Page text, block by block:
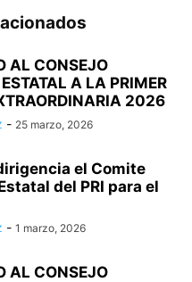
AL CONSEJO
A LA PRIMER
2026
- 25 marzo, 2026
el Comite
del PRI para el
- 1 marzo, 2026
AL CONSEJO